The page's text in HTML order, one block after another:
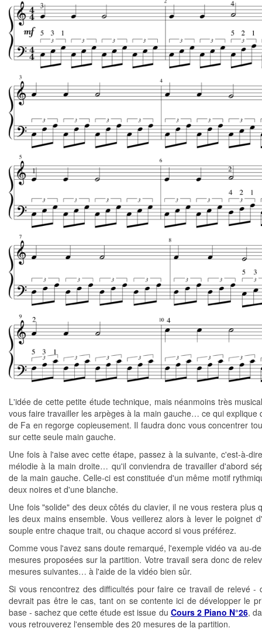
L'idée de cette petite étude technique, mais néanmoins très
vous faire travailler les arpèges à la main gauche… ce qui explique
de Fa en regorge copieusement. Il faudra donc vous concentrer
sur cette seule main gauche.
Une fois à l'aise avec cette étape, passez à la suivante, c'est-à-
mélodie à la main droite… qu'il conviendra de travailler d'abord
de la main gauche. Celle-ci est constituée d'un même motif
deux noires et d'une blanche.
Une fois "solide" des deux côtés du clavier, il ne vous restera plus
les deux mains ensemble. Vous veillerez alors à lever le poignet
souple entre chaque trait, ou chaque accord si vous préférez.
Comme vous l'avez sans doute remarqué, l'exemple vidéo va au-
mesures proposées sur la partition. Votre travail sera donc de
mesures suivantes… à l'aide de la vidéo bien sûr.
Si vous rencontrez des difficultés pour faire ce travail de relevé -
devrait pas être le cas, tant on se contente ici de développer le
base - sachez que cette étude est issue du Cours 2 Piano N°26,
vous retrouverez l'ensemble des 20 mesures de la partition.